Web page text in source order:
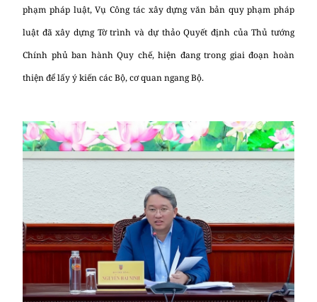
phạm pháp luật, Vụ Công tác xây dựng văn bản quy phạm pháp
luật đã xây dựng Tờ trình và dự thảo Quyết định của Thủ tướng
Chính phủ ban hành Quy chế, hiện đang trong giai đoạn hoàn
thiện để lấy ý kiến các Bộ, cơ quan ngang Bộ.